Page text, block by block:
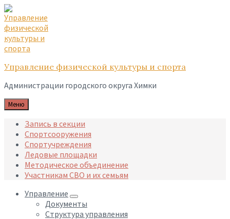
Skip
to
content
Skip
to
main
navigation
Skip
to
footer
Управление физической культуры и спорта
Администрации городского округа Химки
Меню
Запись в секции
Спортсооружения
Спортучреждения
Ледовые площадки
Методическое объединение
Участникам СВО и их семьям
Управление
Документы
Структура управления